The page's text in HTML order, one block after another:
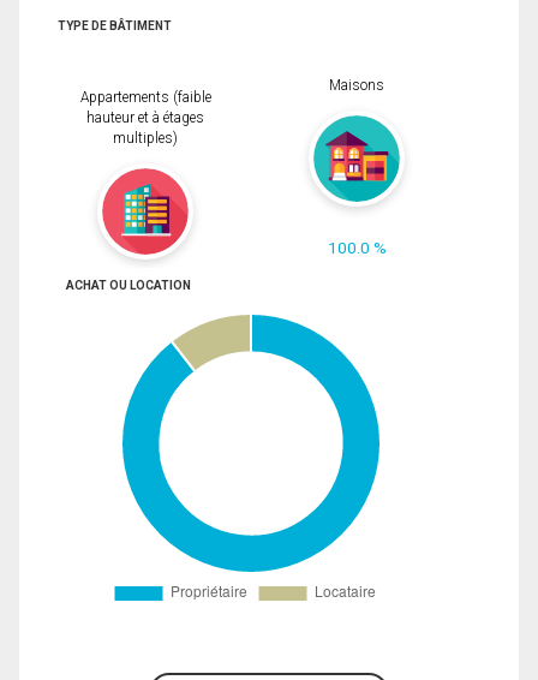
TYPE DE BÂTIMENT
Appartements (faible
hauteur et à étages
multiples)
Maisons
100.0 %
ACHAT OU LOCATION